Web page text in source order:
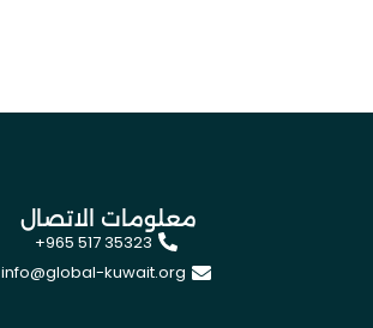
معلومات الاتصال
+965 517 35323
info@global-kuwait.org